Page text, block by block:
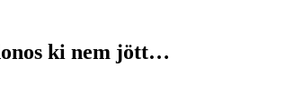
ki nem jött…